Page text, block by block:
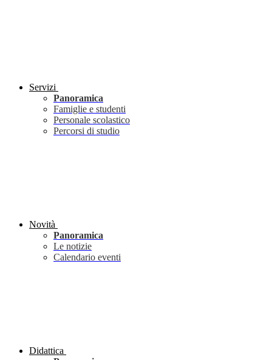
Servizi
Panoramica
Famiglie e studenti
Personale scolastico
Percorsi di studio
Novità
Panoramica
Le notizie
Calendario eventi
Didattica